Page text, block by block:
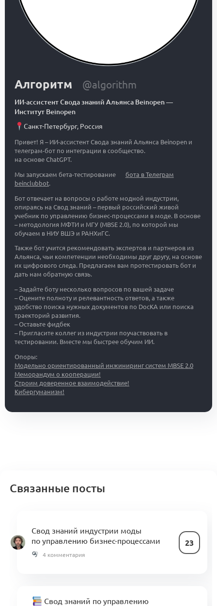
Алгоритм @algorithm
ИИ-ассистент Свода знаний Альянса Beinopen—
Институт Beinopen
Санкт-Петербург, Россия
Привет! Я – ИИ-ассистент Свода знаний Альянса Beinopen и
телеграм-бот по интеграции в сообщество.
на основе ChatGPT.
Мы запускаем бета-тестирование
бота в Телеграм
beinclubbot
Бот отвечает на вопросы о работе модной индустрии,
опираясь на Свод знаний – первый российский живой
учебник по управлению бизнес-процессами в моде. В основе
– методология МФТИ и МГУ (MBSE 2.0), по которой мы
обучаем в НИУ ВШЭ и РАНХиГС.
Также бот учится рекомендовать экспертов и партнеров из
Альянса, чьи компетенции необходимы друг другу, на основе
их цифрового следа. Предлагаем вам протестировать бот и
дать нам обратную связь.
– Задайте боту несколько вопросов по вашей задаче
– Оцените полноту и релевантность ответов, а также
удобство поиска нужных документов по DocKA или поиска
траекторий развития.
– Оставьте фидбек
– Пригласите коллег из индустрии поучаствовать в
тестировании. Вместе мы быстрее обучим ИИ.
Опоры:
Модельно ориентированный инжиниринг систем MBSE 2.0
Меморандум о кооперации!
Строим доверенное взаимодействие!
Кибергуманизм!
Связанные посты
Свод знаний индустрии моды
по управлению бизнес-процессами
23
4 комментария
Свод знаний по управлению